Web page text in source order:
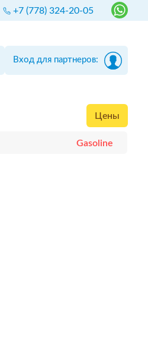
+7 (778) 324-20-05
Вход для партнеров:
Цены
Gasoline